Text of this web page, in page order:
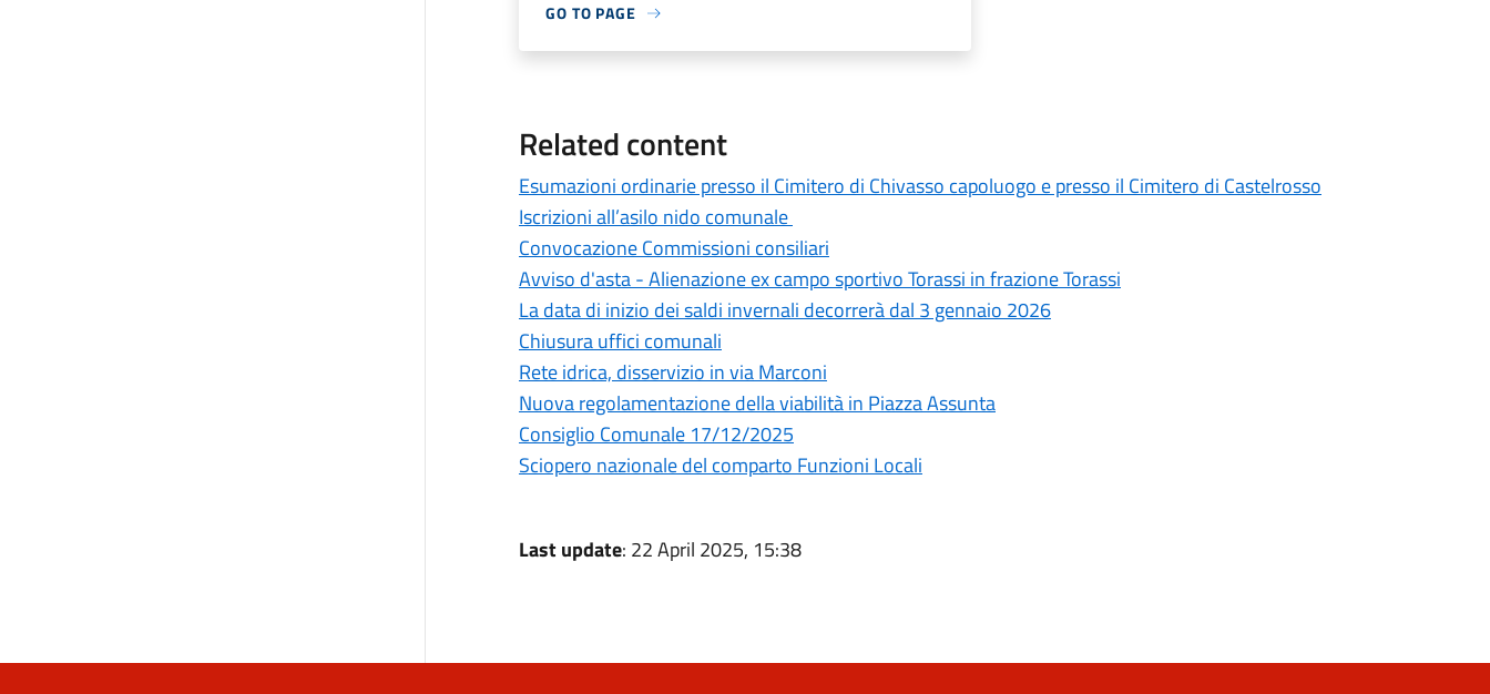
GO TO PAGE
Related content
Esumazioni ordinarie presso il Cimitero di Chivasso capoluogo e presso il Cimitero di Castelrosso
Iscrizioni all’asilo nido comunale
Convocazione Commissioni consiliari
Avviso d'asta - Alienazione ex campo sportivo Torassi in frazione Torassi
La data di inizio dei saldi invernali decorrerà dal 3 gennaio 2026
Chiusura uffici comunali
Rete idrica, disservizio in via Marconi
Nuova regolamentazione della viabilità in Piazza Assunta
Consiglio Comunale 17/12/2025
Sciopero nazionale del comparto Funzioni Locali
Last update: 22 April 2025, 15:38